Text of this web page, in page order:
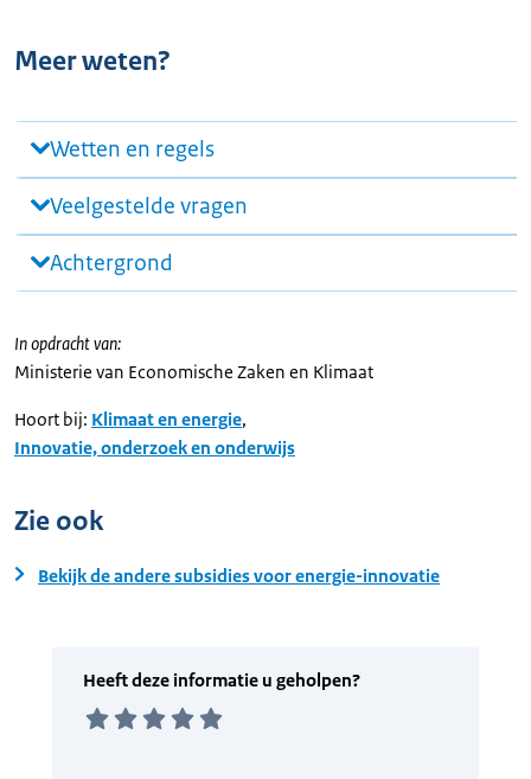
Meer weten?
Wetten en regels
Veelgestelde vragen
Achtergrond
In opdracht van:
Ministerie van Economische Zaken en Klimaat
Hoort bij: Klimaat en energie,
Innovatie, onderzoek en onderwijs
Zie ook
Bekijk de andere subsidies voor energie-innovatie